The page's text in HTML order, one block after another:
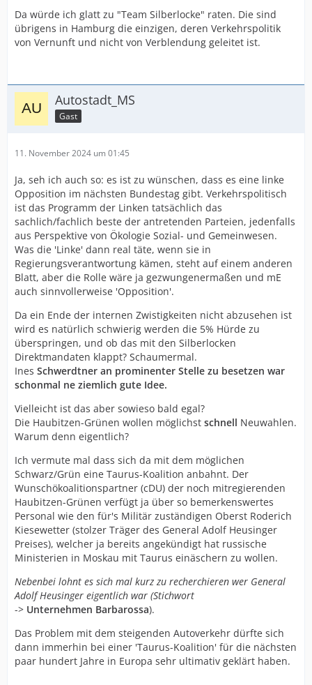
Da würde ich glatt zu "Team Silberlocke" raten. Die sind
übrigens in Hamburg die einzigen, deren Verkehrspolitik
von Vernunft und nicht von Verblendung geleitet ist.
Autostadt_MS
Gast
11. November 2024 um 01:45
Ja, seh ich auch so: es ist zu wünschen, dass es eine linke
Opposition im nächsten Bundestag gibt. Verkehrspolitisch
ist das Programm der Linken tatsächlich das
sachlich/fachlich beste der antretenden Parteien, jedenfalls
aus Perspektive von Ökologie Sozial- und Gemeinwesen.
Was die 'Linke' dann real täte, wenn sie in
Regierungsverantwortung kämen, steht auf einem anderen
Blatt, aber die Rolle wäre ja gezwungenermaßen und mE
auch sinnvollerweise 'Opposition'.
Da ein Ende der internen Zwistigkeiten nicht abzusehen ist
wird es natürlich schwierig werden die 5% Hürde zu
überspringen, und ob das mit den Silberlocken
Direktmandaten klappt? Schaumermal.
Ines Schwerdtner an prominenter Stelle zu besetzen war
schonmal ne ziemlich gute Idee.
Vielleicht ist das aber sowieso bald egal?
Die Haubitzen-Grünen wollen möglichst schnell Neuwahlen.
Warum denn eigentlich?
Ich vermute mal dass sich da mit dem möglichen
Schwarz/Grün eine Taurus-Koalition anbahnt. Der
Wunschökoalitionspartner (cDU) der noch mitregierenden
Haubitzen-Grünen verfügt ja über so bemerkenswertes
Personal wie den für's Militär zuständigen Oberst Roderich
Kiesewetter (stolzer Träger des General Adolf Heusinger
Preises), welcher ja bereits angekündigt hat russische
Ministerien in Moskau mit Taurus einäschern zu wollen.
Nebenbei lohnt es sich mal kurz zu recherchieren wer General
Adolf Heusinger eigentlich war (Stichwort
-> Unternehmen Barbarossa).
Das Problem mit dem steigenden Autoverkehr dürfte sich
dann immerhin bei einer 'Taurus-Koalition' für die nächsten
paar hundert Jahre in Europa sehr ultimativ geklärt haben.